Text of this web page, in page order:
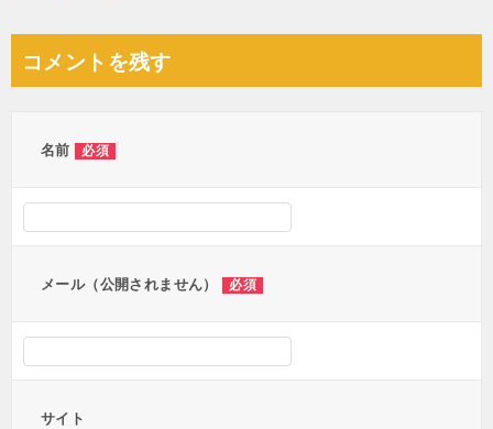
コメントを残す
名前 必須
メール（公開されません） 必須
サイト